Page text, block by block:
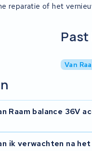
reparatie of het
Van
Raam balance 36V
reparatie aan ons
ik verwachten na het